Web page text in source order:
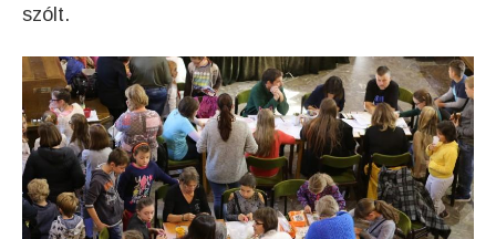
szólt.